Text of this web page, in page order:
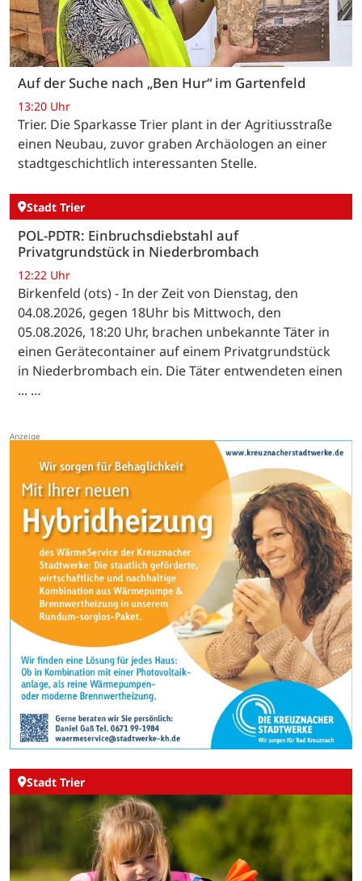
Auf der Suche nach „Ben Hur“ im Gartenfeld
13:20 Uhr
Trier. Die Sparkasse Trier plant in der Agritiusstraße
einen Neubau, zuvor graben Archäologen an einer
stadtgeschichtlich interessanten Stelle.
Stadt Trier
POL-PDTR: Einbruchsdiebstahl auf
Privatgrundstück in Niederbrombach
12:22 Uhr
Birkenfeld (ots) - In der Zeit von Dienstag, den
04.08.2026, gegen 18Uhr bis Mittwoch, den
05.08.2026, 18:20 Uhr, brachen unbekannte Täter in
einen Gerätecontainer auf einem Privatgrundstück
in Niederbrombach ein. Die Täter entwendeten einen
... …
Stadt Trier